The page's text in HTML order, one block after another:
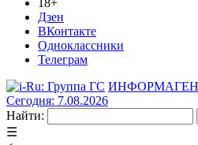
18+
Дзен
ВКонтакте
Одноклассники
Телеграм
Сегодня: 7.08.2026
Найти:
☰